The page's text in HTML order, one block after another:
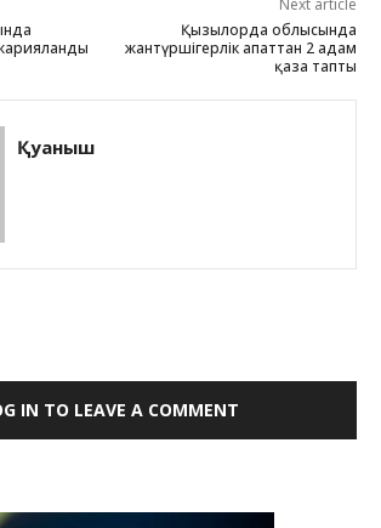
Қызылорда облысында
жантүршігерлік апаттан 2 адам
қаза тапты
Қуаныш
IN TO LEAVE A COMMENT